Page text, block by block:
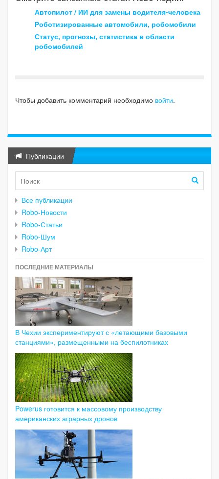
Автопилот / ИИ для замены водителя-человека
Роботизированные автомобили, робомобили
Статус, прогнозы, статистика в области
робомобилей
Чтобы добавить комментарий необходимо войти.
Публикации
Все публикации
Robo-Новости
Robo-Статьи
Robo-Шум
Robo-Арт
ПОСЛЕДНИЕ МАТЕРИАЛЫ
В Чехии экспериментируют с «летающими базовыми
станциями», размещенными на беспилотниках
Powerus готовится к массовому производству
американских аграрных дронов